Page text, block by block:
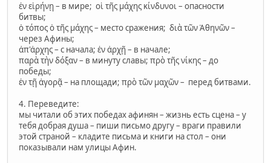
ἐν εἱρήνῃ – в мире; οἱ τῆς μάχης κίνδυνοι – опасности
битвы;
ὁ τόπος ὁ τῆς μάχης – место сражения; διὰ τῶν Ἀθηνῶν –
через Афины;
ἀπ'ἀρχης – с начала; ἐν ἀρχῇ – в начале;
παρὰ τὴν δόξαν – в минуту славы; πρὸ τῆς νίκης – до
победы;
ἐν τῇ ἀγορᾷ – на площади; πρὸ τῶν μαχῶν – перед битвами.
4. Переведите:
мы читали об этих победах афинян – жизнь есть сцена – у
тебя добрая душа – пиши письмо другу – враги правили
этой страной – кладите письма и книги на стол – они
показывали нам улицы Афин.